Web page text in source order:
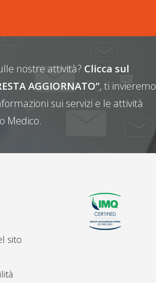
nostre attività? Clicca sul
AGGIORNATO”, ti invieremo
sui servizi e le attività
Medico.
sito